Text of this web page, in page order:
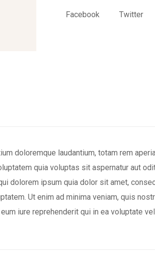
Facebook Twitter
doloremque laudantium, totam rem
quia voluptas sit aspernatur aut
dolorem ipsum quia dolor sit amet,
Ut enim ad minima veniam, quis
iure reprehenderit qui in ea voluptate